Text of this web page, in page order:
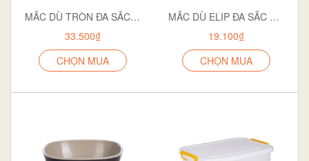
MẮC DÙ TRÒN ĐA SẮC 18 KẸP 2798
33.500₫
CHỌN MUA
MẮC DÙ ELIP ĐA SẮC 12 KẸP 2800
19.100₫
CHỌN MUA